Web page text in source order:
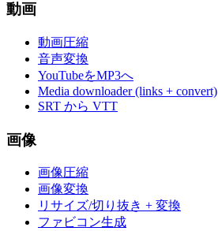
動画
動画圧縮
音声変換
YouTubeをMP3へ
Media downloader (links + convert)
SRT から VTT
画像
画像圧縮
画像変換
リサイズ/切り抜き + 変換
ファビコン生成